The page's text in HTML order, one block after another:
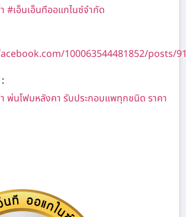
#เอ็นเอ็นทีออแกไนซ์จำกัด
100063544481852/posts/
พ่นโฟมหลังคา รับประกอบแพทุกชนิด ราคา